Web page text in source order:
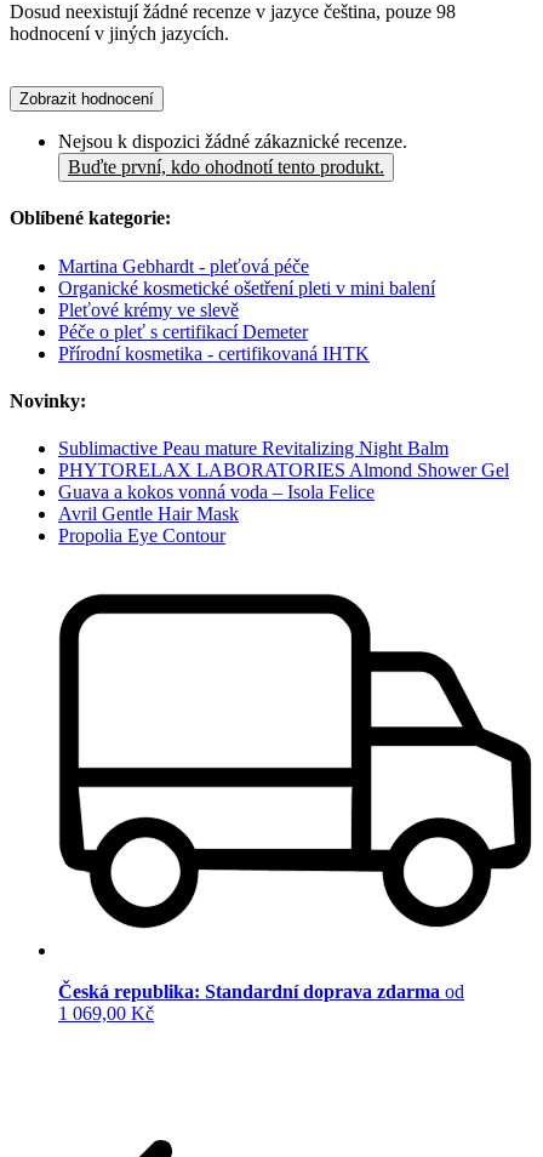
Dosud neexistují žádné recenze v jazyce čeština, pouze 98
hodnocení v jiných jazycích.
Zobrazit hodnocení
Nejsou k dispozici žádné zákaznické recenze.
Buďte první, kdo ohodnotí tento produkt.
Oblíbené kategorie:
Martina Gebhardt - pleťová péče
Organické kosmetické ošetření pleti v mini balení
Pleťové krémy ve slevě
Péče o pleť s certifikací Demeter
Přírodní kosmetika - certifikovaná IHTK
Novinky:
Sublimactive Peau mature Revitalizing Night Balm
PHYTORELAX LABORATORIES Almond Shower Gel
Guava a kokos vonná voda – Isola Felice
Avril Gentle Hair Mask
Propolia Eye Contour
Česká republika: Standardní doprava zdarma od
1 069,00 Kč